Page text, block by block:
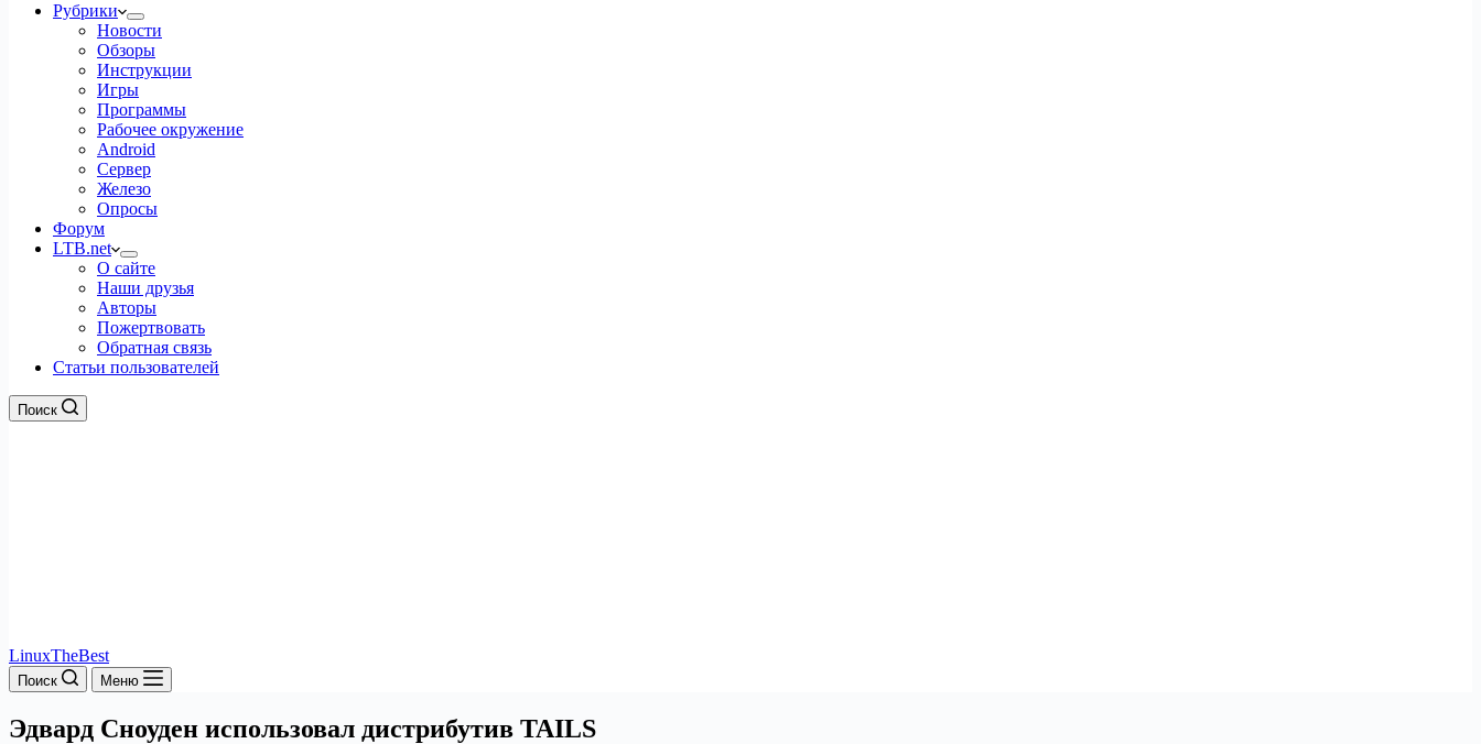
Рубрики
Новости
Обзоры
Инструкции
Игры
Программы
Рабочее окружение
Android
Сервер
Железо
Опросы
Форум
LTB.net
О сайте
Наши друзья
Авторы
Пожертвовать
Обратная связь
Статьи пользователей
Поиск
LinuxTheBest
Поиск Меню
Эдвард Сноуден использовал дистрибутив TAILS